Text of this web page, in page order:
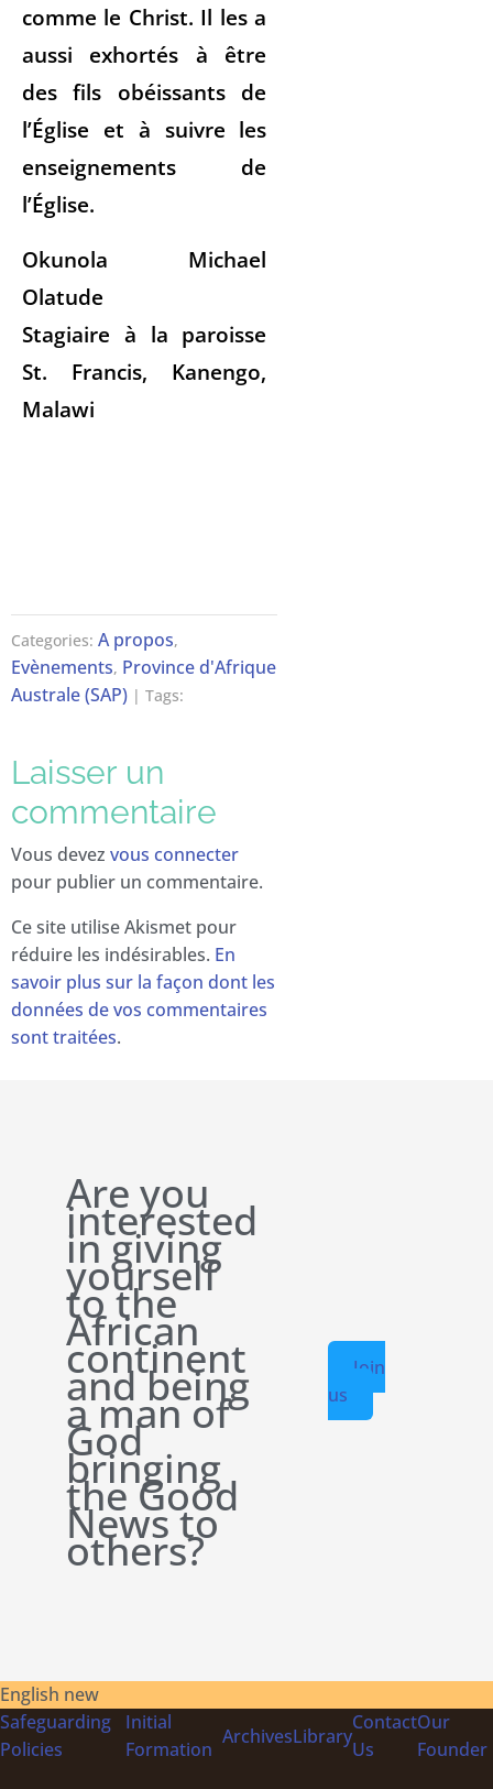
comme le Christ. Il les a
aussi exhortés à être
des fils obéissants de
l’Église et à suivre les
enseignements de
l’Église.
Okunola Michael
Olatude
Stagiaire à la paroisse
St. Francis, Kanengo,
Malawi
Categories: A propos,
Evènements, Province d'Afrique
Australe (SAP) | Tags:
Laisser un
commentaire
Vous devez vous connecter
pour publier un commentaire.
Ce site utilise Akismet pour
réduire les indésirables. En
savoir plus sur la façon dont les
données de vos commentaires
sont traitées.
Are you
interested
in giving
yourself
to the
African
continent
and being
a man of
God
bringing
the Good
News to
others?
Join
us
English new
Safeguarding
Policies
Initial
Formation
ArchivesLibrary
Contact
Us
Our
Founder